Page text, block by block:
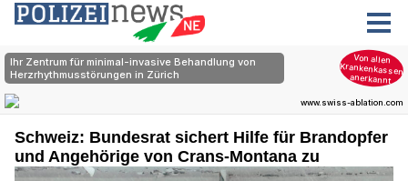
Schweiz: Bundesrat sichert Hilfe für Brandopfer
und Angehörige von Crans-Montana zu